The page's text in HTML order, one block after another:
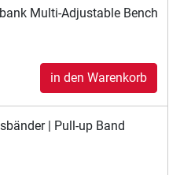
Multi-Adjustable Bench
in den Warenkorb
| Pull-up Band